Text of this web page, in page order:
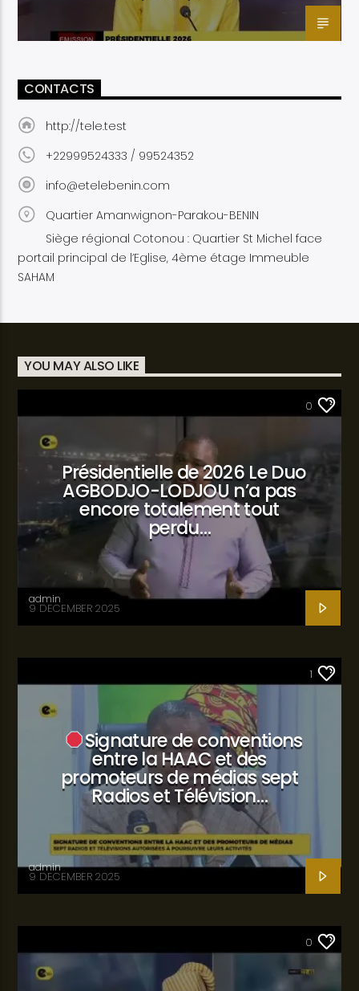
CONTACTS
http://tele.test
+22999524333 / 99524352
info@etelebenin.com
Quartier Amanwignon-Parakou-BENIN
Siège régional Cotonou : Quartier St Michel face
portail principal de l’Eglise, 4ème étage Immeuble
SAHAM
YOU MAY ALSO LIKE
0
Présidentielle de 2026 Le Duo
AGBODJO-LODJOU n’a pas
encore totalement tout
perdu…
admin
9 DECEMBER 2025
1
Signature de conventions
entre la HAAC et des
promoteurs de médias sept
Radios et Télévision…
admin
9 DECEMBER 2025
0